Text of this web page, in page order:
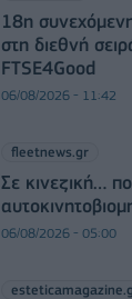
18η
στη διεθνή
FTSE4Good
06/08/2026 - 11:42
fleetnews.gr
Σε κινεζική…
06/08/2026 - 05:00